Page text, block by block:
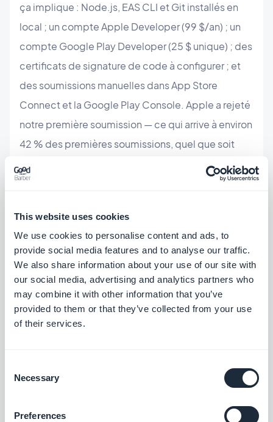
This website uses cookies
We use cookies to personalise content and ads, to
provide social media features and to analyse our traffic.
We also share information about your use of our site with
our social media, advertising and analytics partners who
may combine it with other information that you’ve
provided to them or that they’ve collected from your use
of their services.
Selection
Necessary
Preferences
ça implique : Node.js, EAS CLI et Git installés en
local ; un compte Apple Developer (99 $/an) ; un
compte Google Play Developer (25 $ unique) ; des
certificats de signature de code à configurer ; et
des soumissions manuelles dans App Store
Connect et la Google Play Console. Apple a rejeté
notre première soumission — ce qui arrive à environ
42 % des premières soumissions, quel que soit
l'outil utilisé. Mais sans équipe de support pour
naviguer dans le processus, nous avons géré seuls.
un détail qui devient une contrainte la première
fois qu'on veut renommer l'app.
La version web d'AURORA était prête rapidement.
L'app native en stores a demandé beaucoup plus
de temps, un travail technique significatif, et aurait
été très difficile à mener à bien pour quelqu'un